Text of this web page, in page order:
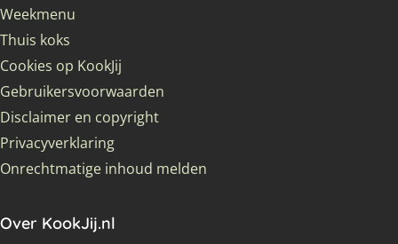
Weekmenu
Thuis koks
Cookies op KookJij
Gebruikersvoorwaarden
Disclaimer en copyright
Privacyverklaring
Onrechtmatige inhoud melden
Over KookJij.nl